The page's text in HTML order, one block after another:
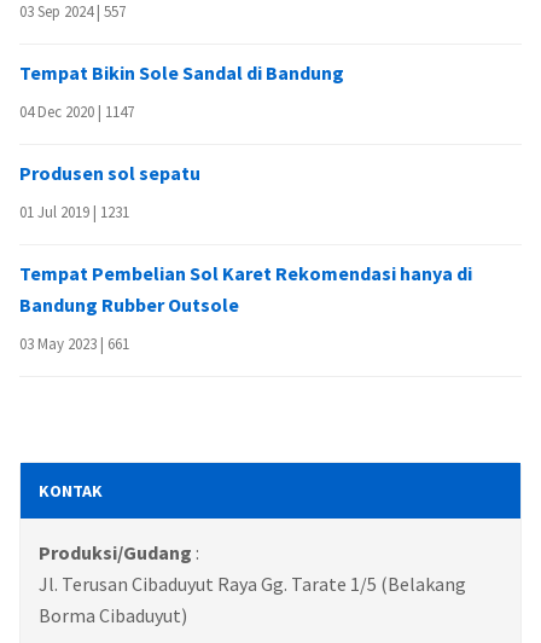
03 Sep 2024 | 557
Tempat Bikin Sole Sandal di Bandung
04 Dec 2020 | 1147
Produsen sol sepatu
01 Jul 2019 | 1231
Tempat Pembelian Sol Karet Rekomendasi hanya di
Bandung Rubber Outsole
03 May 2023 | 661
KONTAK
Produksi/Gudang :
Jl. Terusan Cibaduyut Raya Gg. Tarate 1/5 (Belakang
Borma Cibaduyut)